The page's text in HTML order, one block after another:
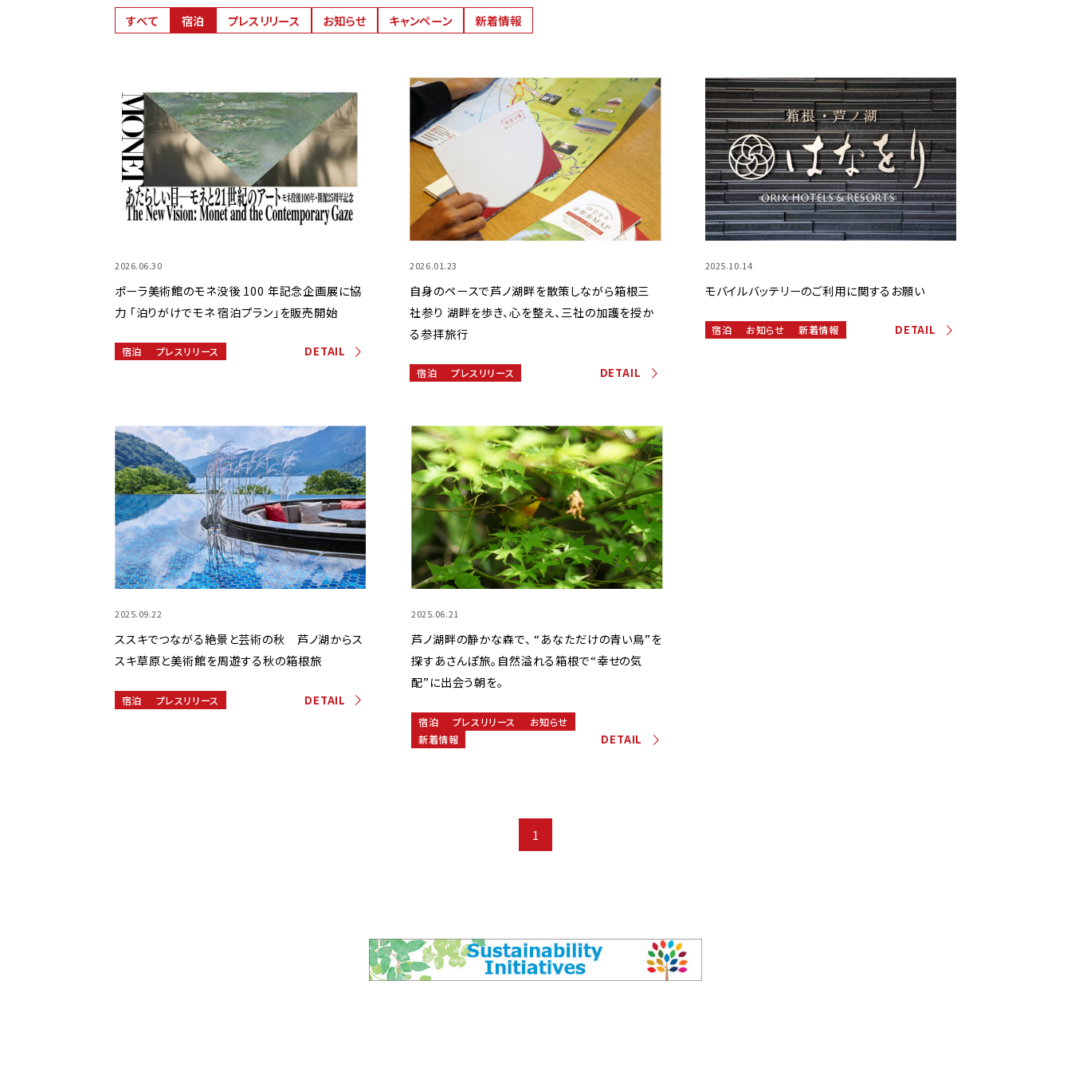
すべて 宿泊 プレスリリース お知らせ キャンペーン 新着情報
2026.06.30
ポーラ美術館のモネ没後 100 年記念企画展に協
力 「泊りがけでモネ 宿泊プラン」を販売開始
宿泊 プレスリリース DETAIL
2026.01.23
自身のペースで芦ノ湖畔を散策しながら箱根三
社参り 湖畔を歩き、心を整え、三社の加護を授か
る参拝旅行
宿泊 プレスリリース DETAIL
2025.10.14
モバイルバッテリーのご利用に関するお願い
宿泊 お知らせ 新着情報 DETAIL
2025.09.22
ススキでつながる絶景と芸術の秋 芦ノ湖からス
スキ草原と美術館を周遊する秋の箱根旅
宿泊 プレスリリース DETAIL
2025.06.21
芦ノ湖畔の静かな森で、 “あなただけの青い鳥”を
探すあさんぽ旅。自然溢れる箱根で“幸せの気
配”に出会う朝を。
宿泊 プレスリリース
お知らせ
新着情報
DETAIL
1